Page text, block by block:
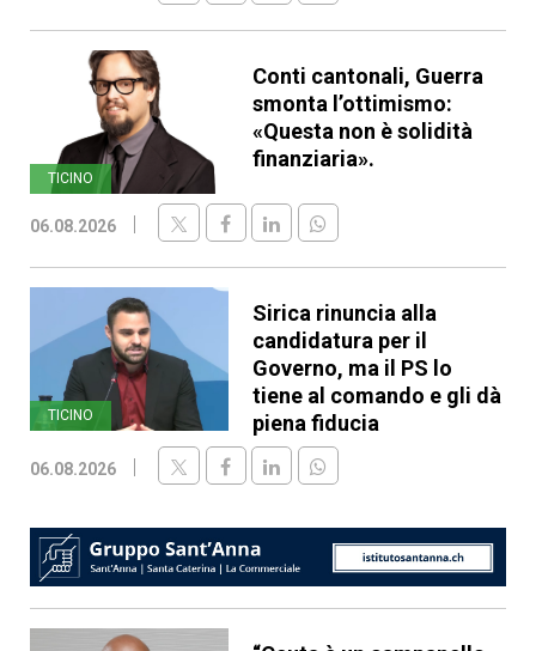
TICINO
Conti cantonali, Guerra
smonta l’ottimismo:
«Questa non è solidità
finanziaria».
06.08.2026
TICINO
Sirica rinuncia alla
candidatura per il
Governo, ma il PS lo
tiene al comando e gli dà
piena fiducia
06.08.2026